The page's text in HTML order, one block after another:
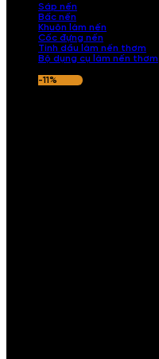
Sáp nến
Bấc nến
Khuôn làm nến
Cốc đựng nến
Tinh dầu làm nến thơm
Bộ dụng cụ làm nến thơm
-11%